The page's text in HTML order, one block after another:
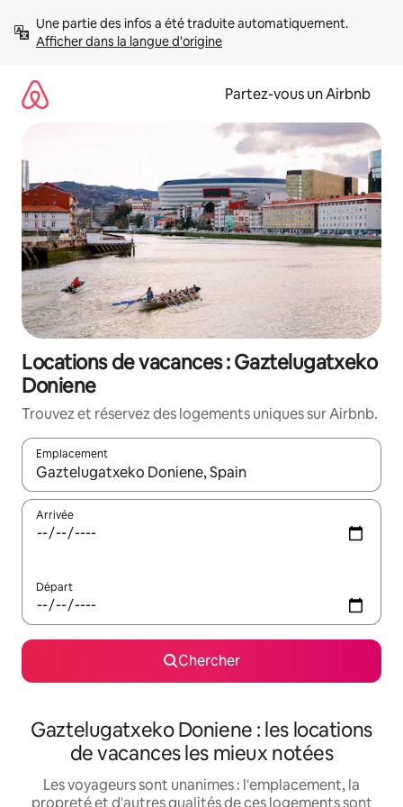
directement
Afficher dans la langue d'origine
Partez-vous un Airbnb
Locations de vacances : Gaztelugatxeko
Doniene
Trouvez et réservez des logements uniques sur Airbnb.
Emplacement
Quand les résultats sont affichés, parcourez-les en utilisant
Arrivée
Départ
Chercher
Gaztelugatxeko Doniene : les locations
de vacances les mieux notées
Les voyageurs sont unanimes : l'emplacement, la
propreté et d'autres qualités de ces logements sont